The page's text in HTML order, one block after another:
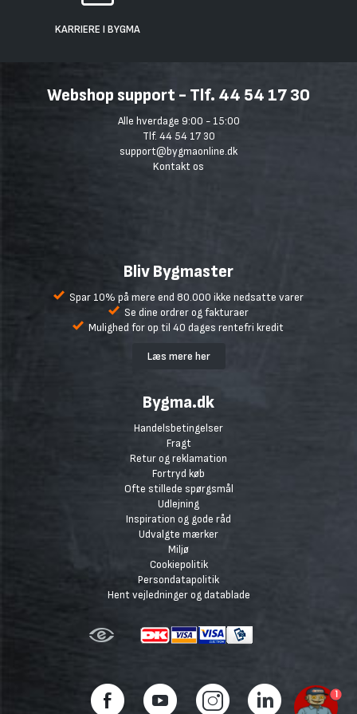
KARRIERE I BYGMA
Webshop support - Tlf. 44 54 17 30
Alle hverdage 9:00 - 15:00
Tlf. 44 54 17 30
support@bygmaonline.dk
Kontakt os
Bliv Bygmaster
Spar 10% på mere end 80.000 ikke nedsatte varer
Se dine ordrer og fakturaer
Mulighed for op til 40 dages rentefri kredit
Læs mere her
Bygma.dk
Handelsbetingelser
Fragt
Retur og reklamation
Fortryd køb
Ofte stillede spørgsmål
Udlejning
Inspiration og gode råd
Udvalgte mærker
Miljø
Cookiepolitik
Persondatapolitik
Hent vejledninger og datablade
1